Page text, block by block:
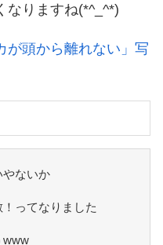
なりますね(*^_^*)
が頭から離れない」写
ないか
ってなりました
www